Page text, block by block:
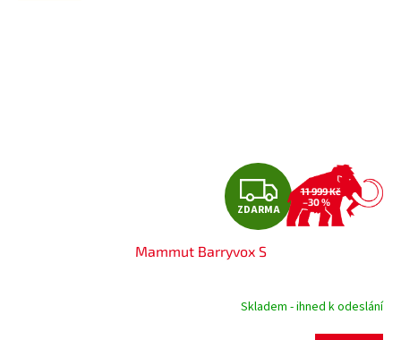
Z
D
R
ZDARMA
11 999 Kč
–30 %
Mammut Barryvox S
Skladem - ihned k odeslání